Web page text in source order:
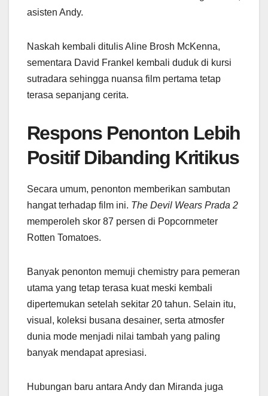
asisten Andy.
Naskah kembali ditulis Aline Brosh McKenna,
sementara David Frankel kembali duduk di kursi
sutradara sehingga nuansa film pertama tetap
terasa sepanjang cerita.
Respons Penonton Lebih
Positif Dibanding Kritikus
Secara umum, penonton memberikan sambutan
hangat terhadap film ini. The Devil Wears Prada 2
memperoleh skor 87 persen di Popcornmeter
Rotten Tomatoes.
Banyak penonton memuji chemistry para pemeran
utama yang tetap terasa kuat meski kembali
dipertemukan setelah sekitar 20 tahun. Selain itu,
visual, koleksi busana desainer, serta atmosfer
dunia mode menjadi nilai tambah yang paling
banyak mendapat apresiasi.
Hubungan baru antara Andy dan Miranda juga